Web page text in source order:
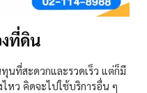
งที่ดิน
นที่สะดวกและรวดเร็ว แต่ก็มี
หว คิดจะไปใช้บริการอื่น ๆ